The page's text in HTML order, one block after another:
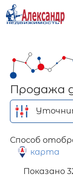
Продажа
Способ
карта
Показано